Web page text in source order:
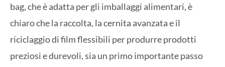
bag, che è adatta per gli imballaggi alimentari, è
chiaro che la raccolta, la cernita avanzata e il
riciclaggio di film flessibili per produrre prodotti
preziosi e durevoli, sia un primo importante passo